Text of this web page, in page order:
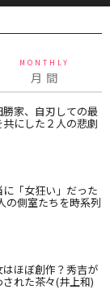
MONTHLY
月 間
勝家、自刃しての最
にした２人の悲劇
に「女狂い」だった
の側室たちを時系列
はほぼ創作？秀吉が
れた茶々(井上和)